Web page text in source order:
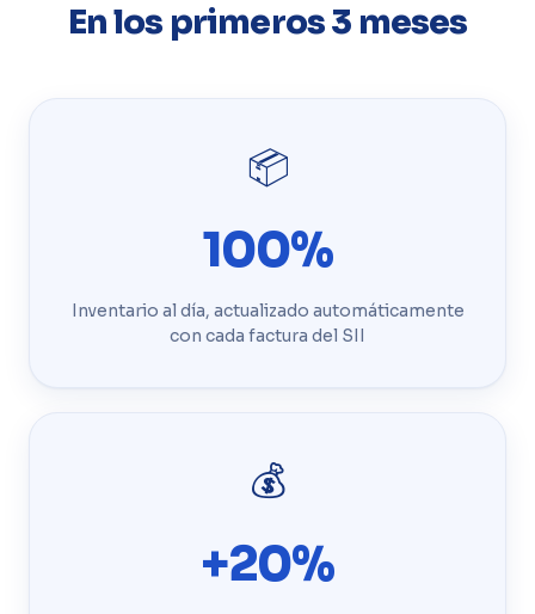
En los primeros 3 meses
📦
100%
Inventario al día, actualizado automáticamente
con cada factura del SII
💰
+20%